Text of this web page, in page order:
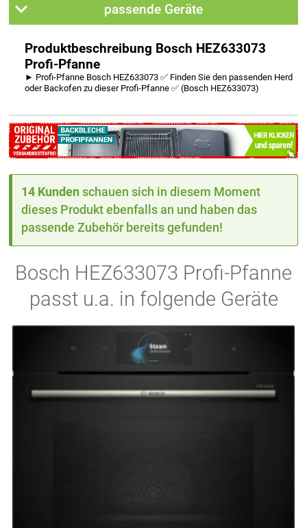
passende Geräte
Produktbeschreibung Bosch HEZ633073
Profi-Pfanne
► Profi-Pfanne Bosch HEZ633073 ✅ Finden Sie den passenden Herd
oder Backofen zu dieser Profi-Pfanne ✅ (Bosch HEZ633073)
14 Kunden schauen sich in diesem Moment
dieses Produkt ebenfalls an und haben das
passende Zubehör bereits gefunden!
Bosch HEZ633073 Profi-Pfanne
passt u.a. in folgende Geräte